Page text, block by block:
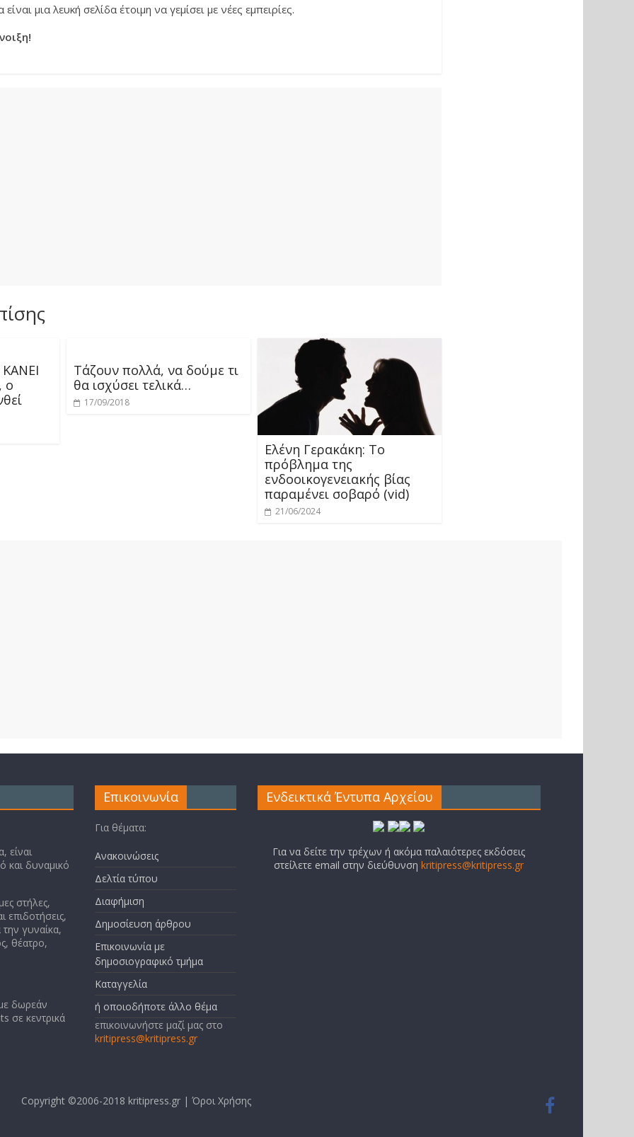
μια λευκή σελίδα έτοιμη να γεμίσει με νέες εμπειρίες.
ο
Τάζουν πολλά, να δούμε τι
θα ισχύσει τελικά…
17/09/2018
Ελένη Γερακάκη: Tο
πρόβλημα της
ενδοοικογενειακής βίας
παραμένει σοβαρό (vid)
21/06/2024
είναι
και δυναμικό
στήλες,
επιδοτήσεις,
γυναίκα,
θέατρο,
δωρεάν
σε κεντρικά
Επικοινωνία
Για θέματα:
Ανακοινώσεις
Δελτία τύπου
Διαφήμιση
Δημοσίευση άρθρου
Επικοινωνία με
δημοσιογραφικό τμήμα
Καταγγελία
ή οποιοδήποτε άλλο θέμα
επικοινωνήστε μαζί μας στο
kritipress@kritipress.gr
Ενδεικτικά Έντυπα Αρχείου
Για να δείτε την τρέχων ή ακόμα παλαιότερες εκδόσεις
στείλετε email στην διεύθυνσηkritipress@kritipress.gr
Copyright ©2006-2018 kritipress.gr | Όροι Χρήσης